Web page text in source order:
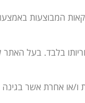
המבוצעות
בלבד. בעל